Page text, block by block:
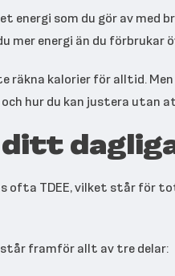
energi som du gör av
mer energi än du
räkna kalorier för alltid.
hur du kan justera utan
ofta TDEE, vilket står för
framför allt av tre delar: